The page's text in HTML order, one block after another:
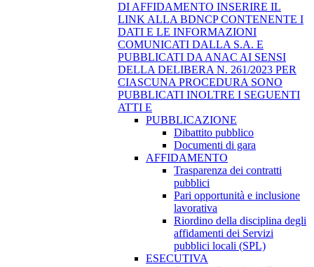
DI AFFIDAMENTO INSERIRE IL
LINK ALLA BDNCP CONTENENTE I
DATI E LE INFORMAZIONI
COMUNICATI DALLA S.A. E
PUBBLICATI DA ANAC AI SENSI
DELLA DELIBERA N. 261/2023 PER
CIASCUNA PROCEDURA SONO
PUBBLICATI INOLTRE I SEGUENTI
ATTI E
PUBBLICAZIONE
Dibattito pubblico
Documenti di gara
AFFIDAMENTO
Trasparenza dei contratti
pubblici
Pari opportunità e inclusione
lavorativa
Riordino della disciplina degli
affidamenti dei Servizi
pubblici locali (SPL)
ESECUTIVA